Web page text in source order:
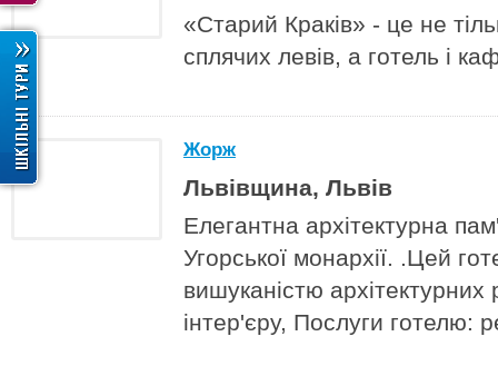
«Старий Краків» - це не
сплячих левів, а готель і
Жорж
Львівщина, Львів
Елегантна архітектурна
Угорської монархії. .Цей
вишуканістю
інтер'єру, Послуги готелю: